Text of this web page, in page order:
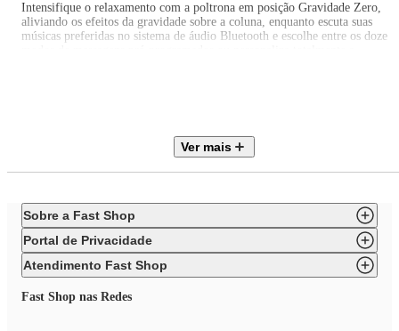
Intensifique o relaxamento com a poltrona em posição Gravidade Zero,
aliviando os efeitos da gravidade sobre a coluna, enquanto escuta suas
músicas preferidas no sistema de áudio Bluetooth e escolhe entre os doze
seus joelhos são elevados à altura do coração, causando uma ótima
de relaxamento. É a melhor posição para aliviar os efeitos da gravidade
Sistema L-SHAPE: O sistema massageador L-SHAPE, com escaneamento
corporal inteligente, possui um trilho com formato em ""L"" no qual os
roletes duplos massageadores se movimentam desde o pescoço até a parte
posterior da coxa, seguindo toda a curvatura da coluna e massageando os
pontos terapêuticos com precisão.
28 Airbags Massageadores: A poltrona Cirrus possui 28 Airbags
Ver mais
Sobre a Fast Shop
Portal de Privacidade
Atendimento Fast Shop
Fast Shop nas Redes